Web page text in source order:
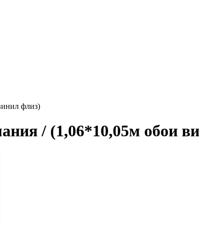
флиз)
/ (1,06*10,05м обои